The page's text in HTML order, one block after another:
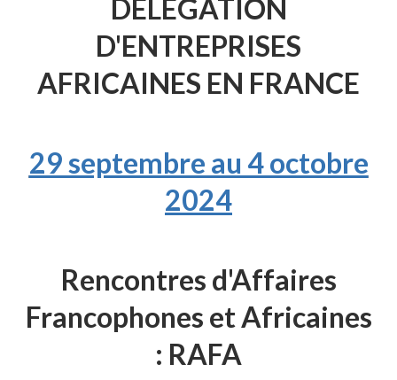
DELEGATION
D'ENTREPRISES
AFRICAINES EN FRANCE
29 septembre au 4 octobre
2024
Rencontres d'Affaires
Francophones et Africaines
: RAFA